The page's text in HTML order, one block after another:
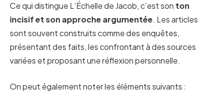
Ce qui distingue L’Échelle de Jacob, c’est son ton
incisif et son approche argumentée. Les articles
sont souvent construits comme des enquêtes,
présentant des faits, les confrontant à des sources
variées et proposant une réflexion personnelle.
On peut également noter les éléments suivants :